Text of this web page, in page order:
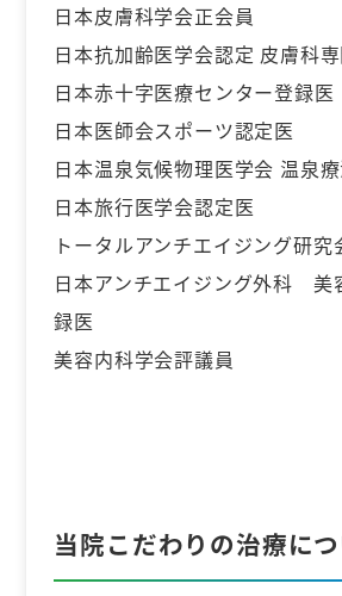
日本皮膚科学会正会員
日本抗加齢医学会認定 皮膚科
日本赤十字医療センター登録医
日本医師会スポーツ認定医
日本温泉気候物理医学会 温泉
日本旅行医学会認定医
トータルアンチエイジング研究
日本アンチエイジング外科 美
録医
美容内科学会評議員
当院こだわりの治療に